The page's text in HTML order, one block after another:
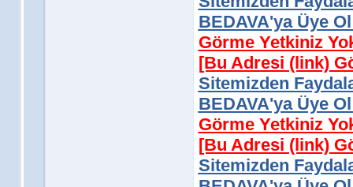
BEDAVA'ya Üye
Görme Yetkiniz
[Bu Adresi (link)
Sitemizden
BEDAVA'ya Üye
Görme Yetkiniz
[Bu Adresi (link)
Sitemizden